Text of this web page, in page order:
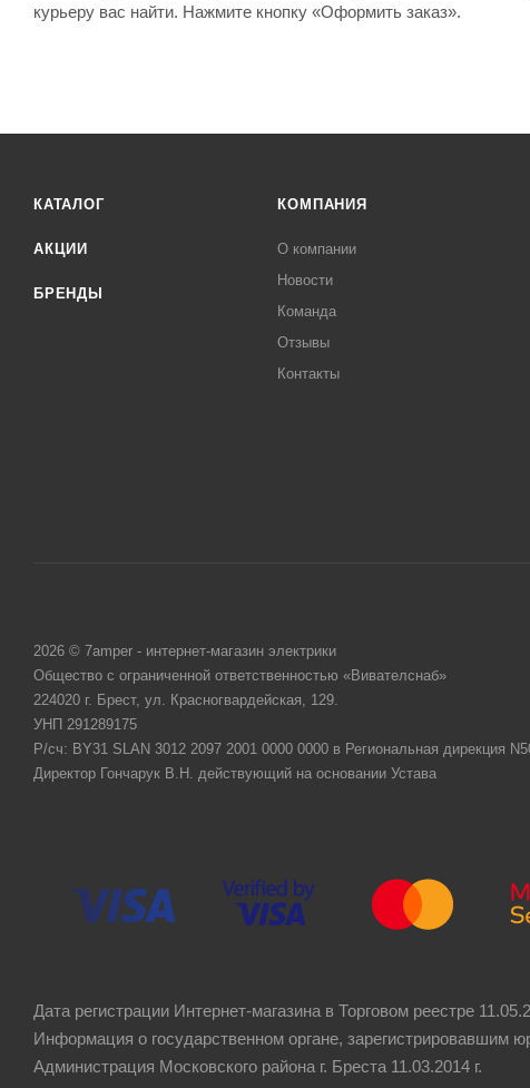
курьеру вас найти. Нажмите кнопку «Оформить заказ».
КАТАЛОГ
АКЦИИ
БРЕНДЫ
КОМПАНИЯ
О компании
Новости
Команда
Отзывы
Контакты
2026 © 7amper - интернет-магазин электрики
Общество с ограниченной ответственностью «Вивателснаб»
224020 г. Брест, ул. Красногвардейская, 129.
УНП 291289175
Р/сч: BY31 SLAN 3012 2097 2001 0000 0000 в Региональная дирекция
Директор Гончарук В.Н. действующий на основании Устава
Дата регистрации Интернет-магазина в Торговом реестре
Информация о государственном органе, зарегистрировавшим
Администрация Московского района г. Бреста 11.03.2014 г.